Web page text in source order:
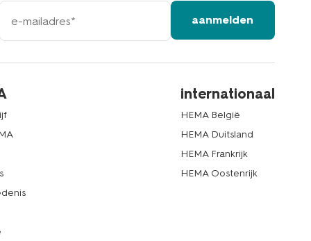
aanmelden
internationaal
HEMA België
HEMA Duitsland
HEMA Frankrijk
HEMA Oostenrijk